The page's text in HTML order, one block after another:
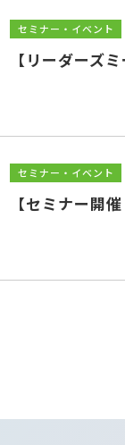
セミナー・イベント
【リーダーズ
セミナー・イベント
【セミナー開